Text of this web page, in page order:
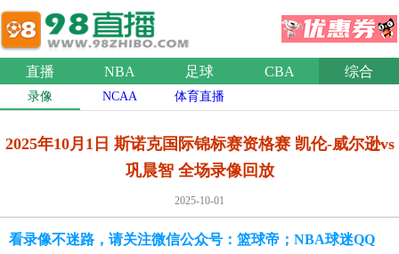
直播 NBA 足球 CBA 综合
录像 NCAA 体育直播
2025年10月1日 斯诺克国际锦标赛资格赛 凯伦-威尔逊vs
巩晨智 全场录像回放
2025-10-01
看录像不迷路，请关注微信公众号：篮球帝；NBA球迷QQ